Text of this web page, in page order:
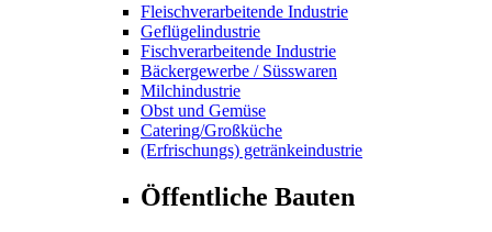
Fleischverarbeitende Industrie
Geflügelindustrie
Fischverarbeitende Industrie
Bäckergewerbe / Süsswaren
Milchindustrie
Obst und Gemüse
Catering/Großküche
(Erfrischungs) getränkeindustrie
Öffentliche Bauten